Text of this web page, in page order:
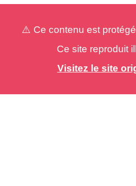
⚠️ Ce contenu est
Ce site reproduit
Visitez le site